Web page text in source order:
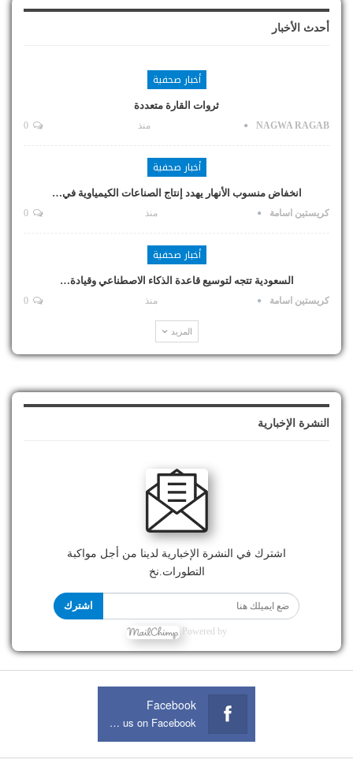
أحدث الأخبار
أخبار صحفية
ثروات القارة متعددة
NAGWA RAGAB منذ
أخبار صحفية
انخفاض منسوب الأنهار يهدد إنتاج الصناعات الكيمياوية في…
كريستين اسامة منذ
أخبار صحفية
السعودية تتجه لتوسيع قاعدة الذكاء الاصطناعي وقيادة…
كريستين اسامة منذ
المزيد
النشرة الإخبارية
اشترك في النشرة الإخبارية لدينا من أجل مواكبة
التطورات.نخ
اشترك
Powered by
Facebook
Join us on Facebook